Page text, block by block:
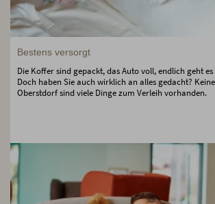
Bestens versorgt
Die Koffer sind gepackt, das Auto voll, endlich geht
Doch haben Sie auch wirklich an alles gedacht?
Oberstdorf sind viele Dinge zum Verleih vorhanden.